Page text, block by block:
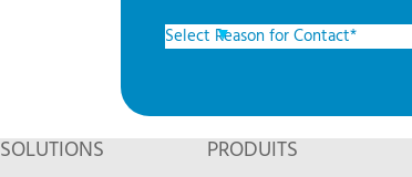
SOLUTIONS PRODUITS